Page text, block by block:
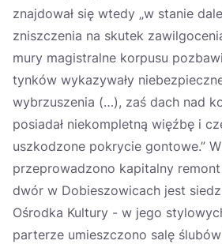
znajdował się wtedy „w stanie
zniszczenia na skutek
mury magistralne korpusu
tynków wykazywały
wybrzuszenia (…), zaś dach nad
posiadał niekompletną więźbę i
uszkodzone pokrycie gontowe.”
przeprowadzono kapitalny
dwór w Dobieszowicach jest
Ośrodka Kultury - w jego
parterze umieszczono salę